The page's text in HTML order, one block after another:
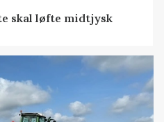
skal løfte midtjysk